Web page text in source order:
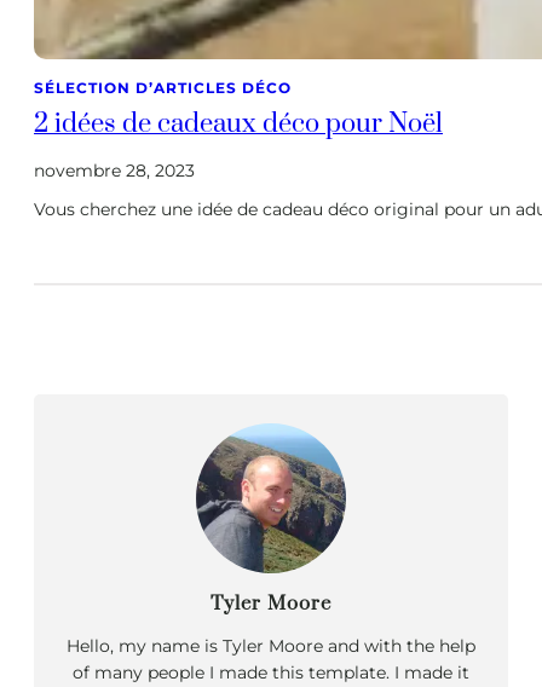
SÉLECTION D’ARTICLES DÉCO
2 idées de cadeaux déco pour Noël
novembre 28, 2023
Vous cherchez une idée de cadeau déco original pour un
Tyler Moore
Hello, my name is Tyler Moore and with the help
of many people I made this template. I made it